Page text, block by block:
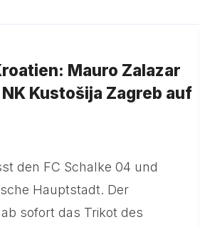
Mauro Zalazar
Kustošija Zagreb auf
den FC Schalke 04 und
Hauptstadt. Der
sofort das Trikot des